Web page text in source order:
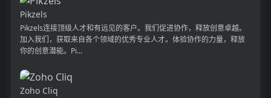
Pikzels
Pikzels连接顶级人才和有远见的客户。我们促进协作，释放创意卓越。
加入我们，获取来自各个领域的优秀专业人才。体验协作的力量，释放
你的创意潜能。Pi...
Zoho Cliq